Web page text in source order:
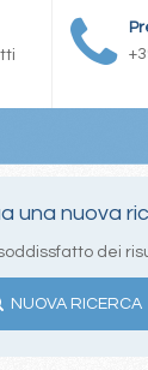
una nuova
dei
NUOVA RICERCA